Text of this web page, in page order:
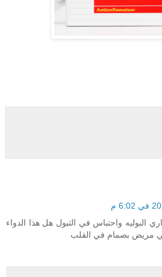
البوليه واحتباس في التبول هل هذا الدواء
مريض بصمام في القلب